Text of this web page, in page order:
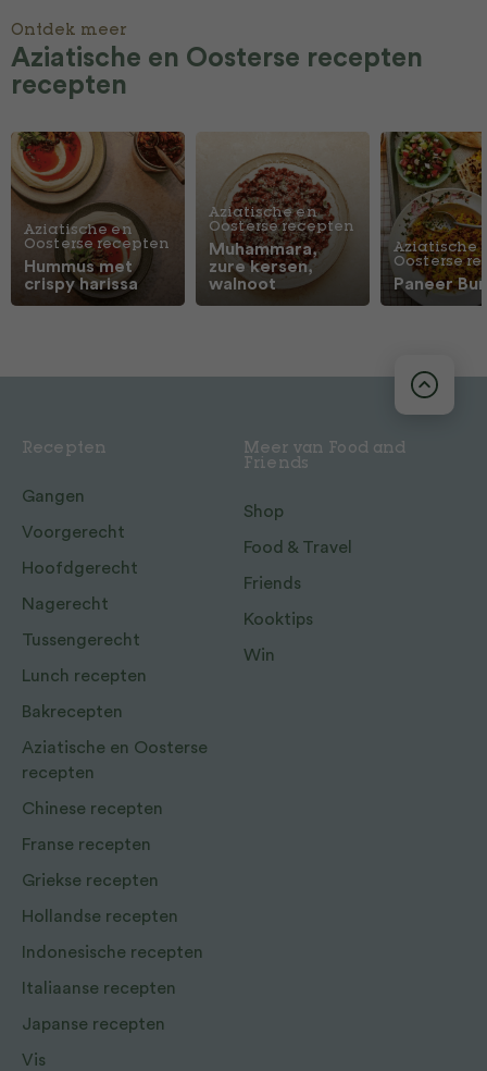
Ontdek meer
Aziatische en Oosterse recepten
recepten
Aziatische en
Oosterse recepten
Hummus met
crispy harissa
Aziatische en
Oosterse recepten
Muhammara,
zure kersen,
walnoot
Aziatische
Oosterse
Paneer
Recepten
Gangen
Voorgerecht
Hoofdgerecht
Nagerecht
Tussengerecht
Lunch recepten
Bakrecepten
Aziatische en Oosterse
recepten
Chinese recepten
Franse recepten
Griekse recepten
Hollandse recepten
Indonesische recepten
Italiaanse recepten
Japanse recepten
Vis
Meer van Food and
Friends
Shop
Food & Travel
Friends
Kooktips
Win